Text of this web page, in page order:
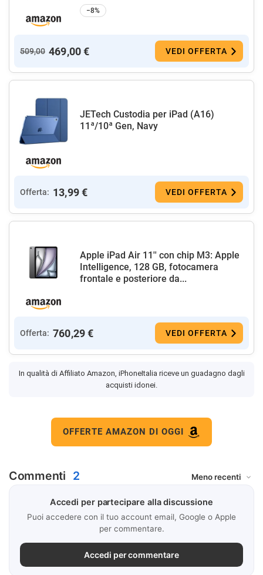
−8%
509,00 469,00 € VEDI OFFERTA
JETech Custodia per iPad (A16)
11ª/10ª Gen, Navy
Offerta: 13,99 € VEDI OFFERTA
Apple iPad Air 11'' con chip M3: Apple
Intelligence, 128 GB, fotocamera
frontale e posteriore da...
Offerta: 760,29 € VEDI OFFERTA
In qualità di Affiliato Amazon, iPhoneItalia riceve un guadagno dagli
acquisti idonei.
OFFERTE AMAZON DI OGGI
Commenti 2
Accedi per partecipare alla discussione
Puoi accedere con il tuo account email, Google o Apple
per commentare.
Accedi per commentare